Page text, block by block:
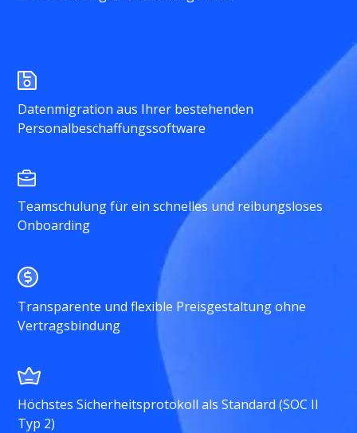
Datenmigration aus Ihrer bestehenden
Personalbeschaffungssoftware
Teamschulung für ein schnelles und reibungsloses
Onboarding
Transparente und flexible Preisgestaltung ohne
Vertragsbindung
Höchstes Sicherheitsprotokoll als Standard (SOC II
Typ 2)